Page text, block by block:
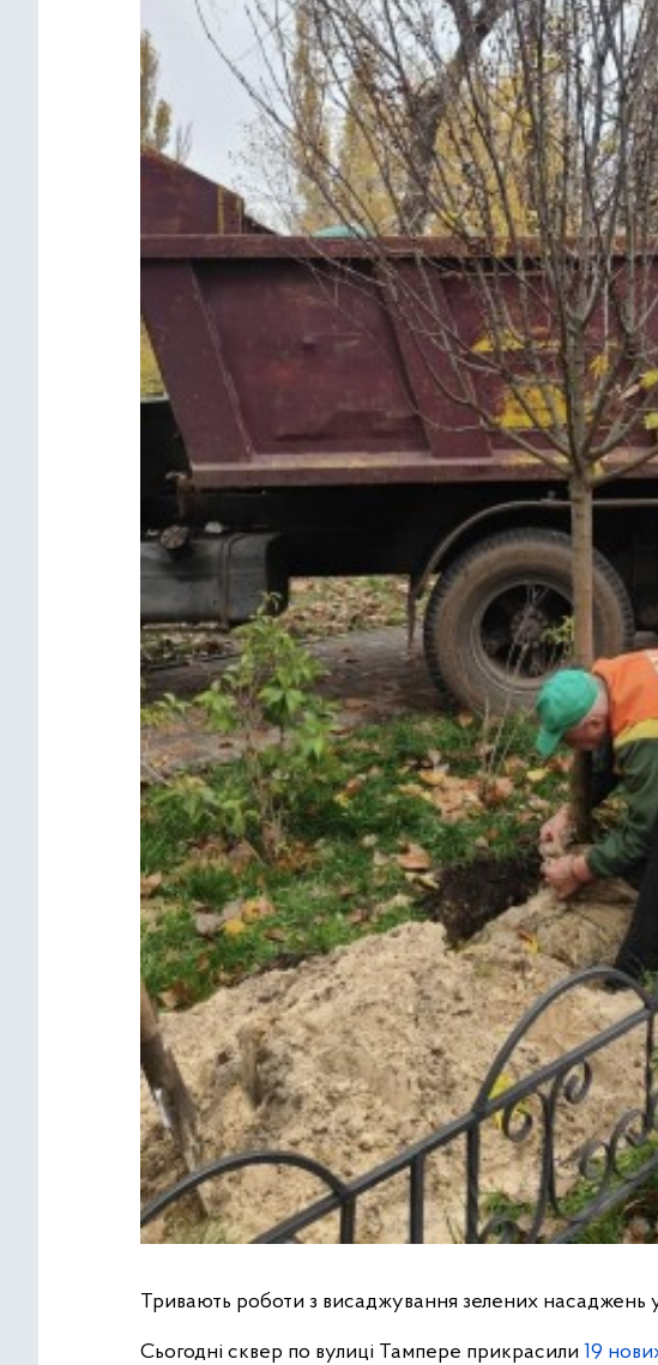
Тривають роботи з висаджування зелених насаджень
Сьогодні сквер по вулиці Тампере прикрасили 19